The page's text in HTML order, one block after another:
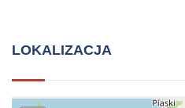
LOKALIZACJA